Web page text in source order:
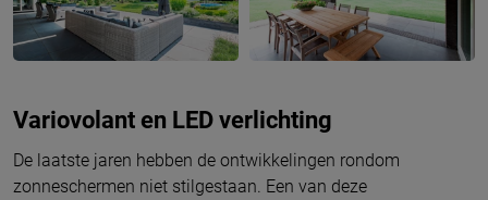
Variovolant en LED verlichting
De laatste jaren hebben de ontwikkelingen rondom
zonneschermen niet stilgestaan. Een van deze